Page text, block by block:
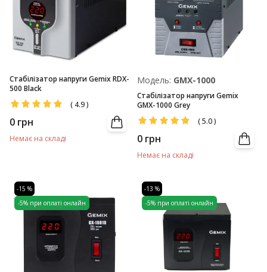
Стабілізатор напруги Gemix RDX-
500 Black
( 4.9)
0 грн
Немає на складі
Модель: GMX-1000
Стабілізатор напруги Gemix
GMX-1000 Grey
(5.0)
0 грн
Немає на складі
-15 %
-5% при оплаті онлайн
-13 %
-5% при оплаті онлайн